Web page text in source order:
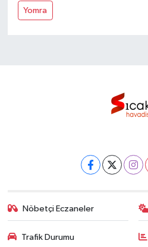
Yomra
Nöbetçi Eczaneler
Trafik Durumu